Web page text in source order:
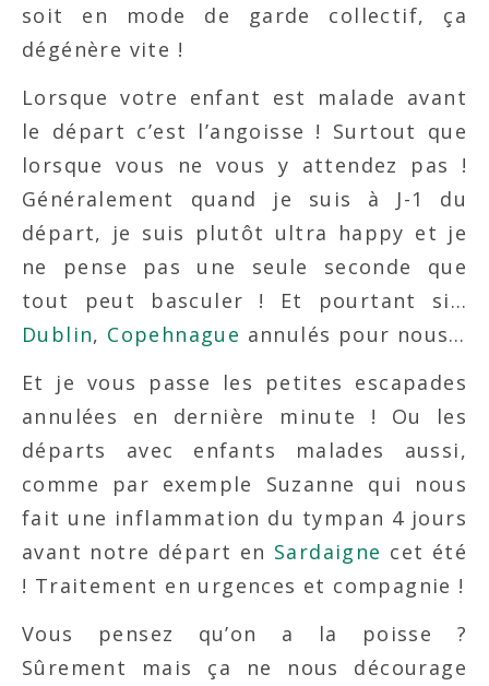
soit en mode de garde collectif, ça
dégénère vite !
Lorsque votre enfant est malade avant
le départ c’est l’angoisse ! Surtout que
lorsque vous ne vous y attendez pas !
Généralement quand je suis à J-1 du
départ, je suis plutôt ultra happy et je
ne pense pas une seule seconde que
tout peut basculer ! Et pourtant si…
Dublin, Copehnague annulés pour nous…
Et je vous passe les petites escapades
annulées en dernière minute ! Ou les
départs avec enfants malades aussi,
comme par exemple Suzanne qui nous
fait une inflammation du tympan 4 jours
avant notre départ en Sardaigne cet été
! Traitement en urgences et compagnie !
Vous pensez qu’on a la poisse ?
Sûrement mais ça ne nous décourage